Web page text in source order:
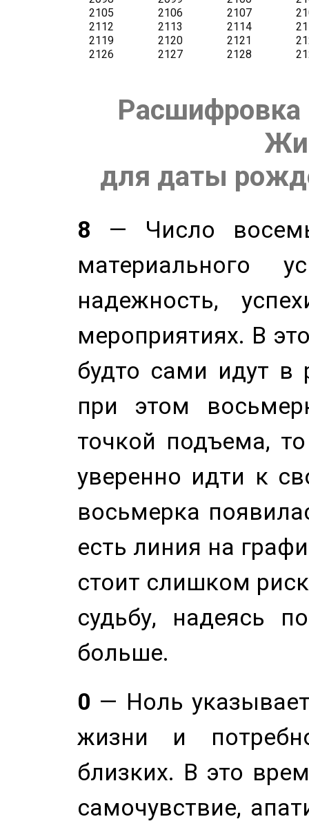
Расшифровка
для даты
8 — Число
материального
надежность,
мероприятиях. В
будто сами идут в
при этом
точкой подъема,
уверенно идти к
восьмерка
есть линия на
стоит слишком
судьбу, надеясь
больше.
0 — Ноль
жизни и
близких. В это
самочувствие,